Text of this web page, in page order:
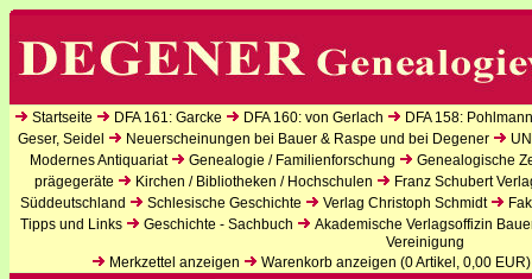
Startseite DFA 161: Garcke DFA 160: von Gerlach
DFA 158:
Geser, Seidel
Neuerscheinungen bei Bauer & Raspe und bei Degener
Modernes Antiquariat
Genealogie / Familienforschung
Genealogische
prägegeräte
Kirchen / Bibliotheken / Hochschulen
Franz Schubert
Süddeutschland
Schlesische Geschichte Verlag Christoph Schmidt
Tipps und Links
Geschichte - Sachbuch
Akademische Verlagsoffizin
Vereinigung
Merkzettel anzeigen
Warenkorb anzeigen (0Artikel, 0,00 EUR)